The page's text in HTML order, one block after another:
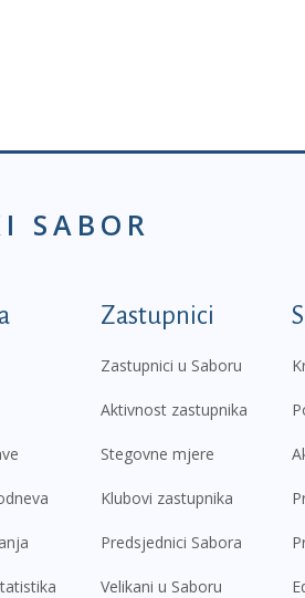
SABOR
prvi izbornik
Zastupnici
Zastupnici u Saboru
Aktivnost zastupnika
Stegovne mjere
Klubovi zastupnika
Predsjednici Sabora
Velikani u Saboru